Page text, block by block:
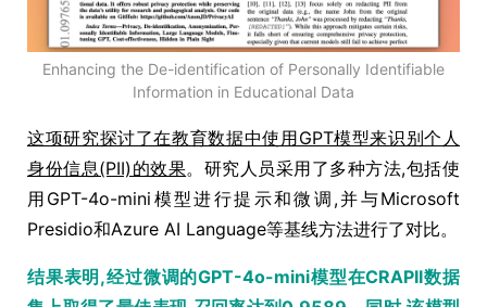
Enhancing the De-identification of Personally Identifiable
Information in Educational Data
这项研究探讨了在教育数据中使用GPT模型来识别个人
身份信息(PII)的效果。研究人员采用了多种方法,包括使
用GPT-4o-mini模型进行提示和微调,并与Microsoft
Presidio和Azure AI Language等基线方法进行了对比。
结果表明,经过微调的GPT-4o-mini模型在CRAPII数据